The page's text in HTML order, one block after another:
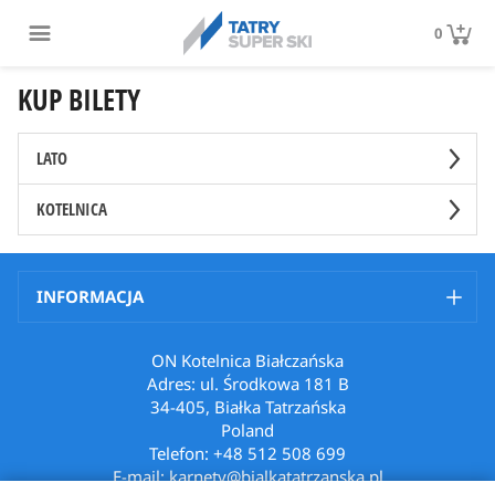
0
KUP BILETY
LATO
KOTELNICA
INFORMACJA
ON Kotelnica Białczańska
Adres: ul. Środkowa 181 B
34-405, Białka Tatrzańska
Poland
Telefon: +48 512 508 699
E-mail: karnety@bialkatatrzanska.pl